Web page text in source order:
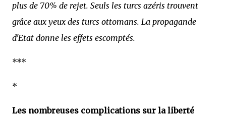
plus de 70% de rejet. Seuls les turcs azéris trouvent
grâce aux yeux des turcs ottomans. La propagande
d'Etat donne les effets escomptés.
***
*
Les nombreuses complications sur la liberté